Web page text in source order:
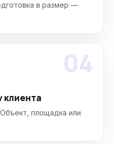
в размер —
04
клиента
площадка или